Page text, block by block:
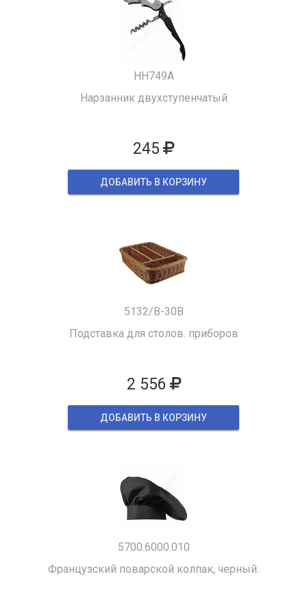
HH749A
Нарзанник двухступенчатый
245
ДОБАВИТЬ В КОРЗИНУ
5132/B-30B
Подставка для столов. приборов
2 556
ДОБАВИТЬ В КОРЗИНУ
5700.6000.010
Французский поварской колпак, черный.